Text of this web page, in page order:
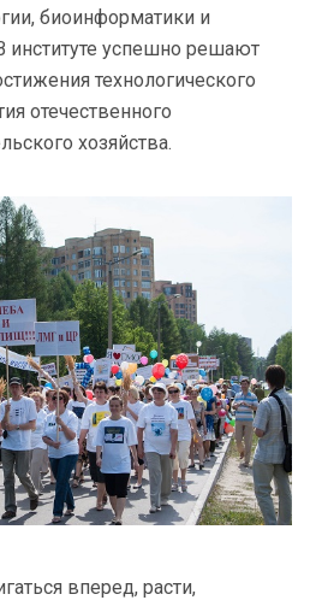
биоинформатики и
институте успешно решают
технологического
отечественного
хозяйства.
вперед, расти,